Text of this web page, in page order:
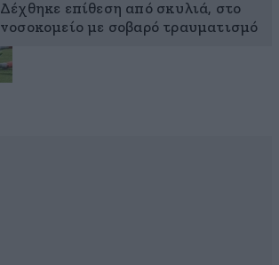
Δέχθηκε επίθεση από σκυλιά, στο
νοσοκομείο με σοβαρό τραυματισμό